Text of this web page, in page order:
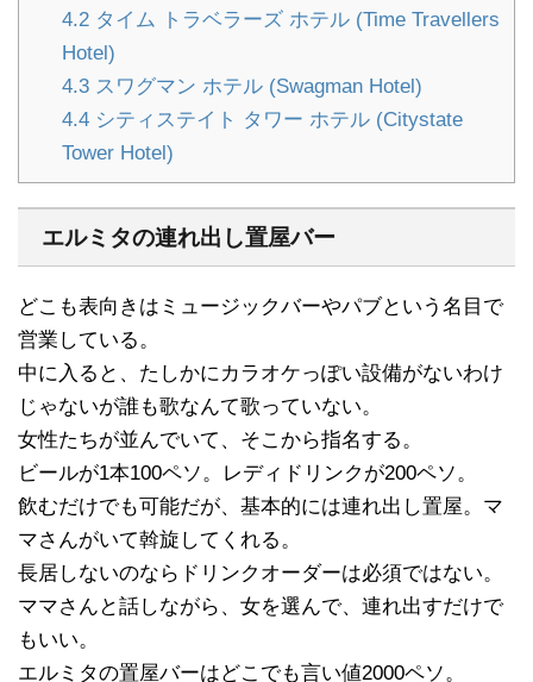
4.2タイム トラベラーズ ホテル (Time Travellers
Hotel)
4.3スワグマン ホテル (Swagman Hotel)
4.4シティステイト タワー ホテル (Citystate
Tower Hotel)
エルミタの連れ出し置屋バー
どこも表向きはミュージックバーやパブという名目で
営業している。
中に入ると、たしかにカラオケっぽい設備がないわけ
じゃないが誰も歌なんて歌っていない。
女性たちが並んでいて、そこから指名する。
ビールが1本100ペソ。レディドリンクが200ペソ。
飲むだけでも可能だが、基本的には連れ出し置屋。マ
マさんがいて斡旋してくれる。
長居しないのならドリンクオーダーは必須ではない。
ママさんと話しながら、女を選んで、連れ出すだけで
もいい。
エルミタの置屋バーはどこでも言い値2000ペソ。